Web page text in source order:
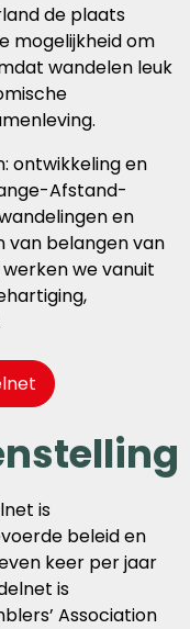
de plaats
mogelijkheid om
wandelen leuk
ontwikkeling en
Afstand-
en
belangen van
we vanuit
is
beleid en
keer per jaar
is
Association